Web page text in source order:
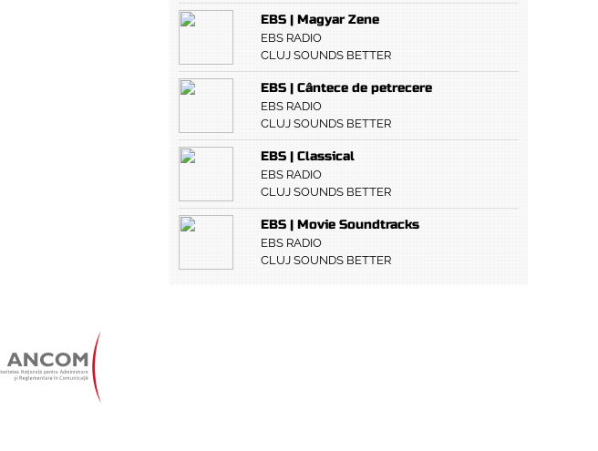
EBS | Magyar Zene
EBS RADIO
CLUJ SOUNDS BETTER
EBS | Cântece de petrecere
EBS RADIO
CLUJ SOUNDS BETTER
EBS | Classical
EBS RADIO
CLUJ SOUNDS BETTER
EBS | Movie Soundtracks
EBS RADIO
CLUJ SOUNDS BETTER